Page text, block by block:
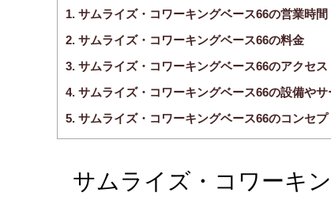
1. サムライズ・コワーキングベース66の営業時間
2. サムライズ・コワーキングベース66の料金
3. サムライズ・コワーキングベース66のアクセス
4. サムライズ・コワーキングベース66の設備やサ
5. サムライズ・コワーキングベース66のコンセプ
サムライズ・コワーキ